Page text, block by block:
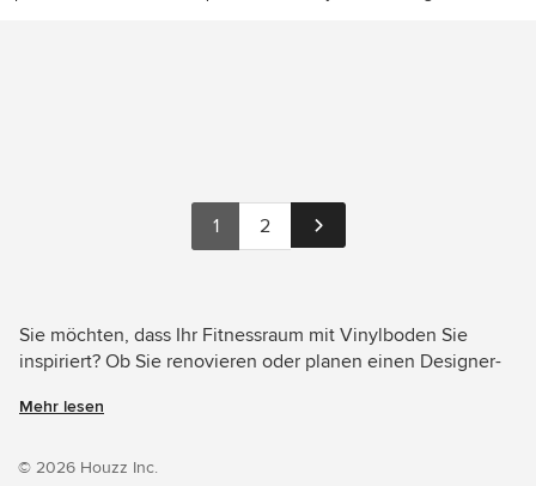
1 2
Sie möchten, dass Ihr Fitnessraum mit Vinylboden Sie
inspiriert? Ob Sie renovieren oder planen einen Designer-
25 Bilder der besten Designer, Inneneinrichter und
des Travaux Le Bouscat und ETERNITY株式会社. Sehen Sie
Mehr lesen
© 2026 Houzz Inc.